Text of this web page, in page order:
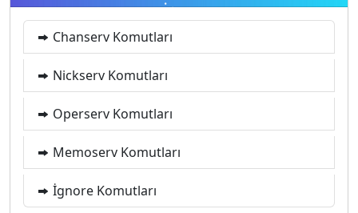
Chanserv Komutları
Nickserv Komutları
Operserv Komutları
Memoserv Komutları
İgnore Komutları